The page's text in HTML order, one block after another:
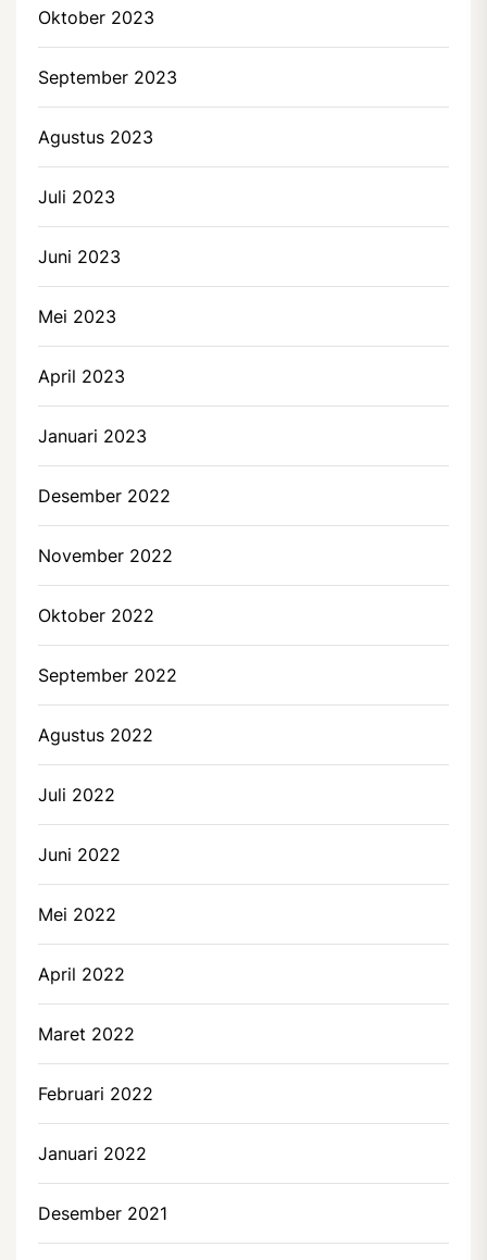
Oktober 2023
September 2023
Agustus 2023
Juli 2023
Juni 2023
Mei 2023
April 2023
Januari 2023
Desember 2022
November 2022
Oktober 2022
September 2022
Agustus 2022
Juli 2022
Juni 2022
Mei 2022
April 2022
Maret 2022
Februari 2022
Januari 2022
Desember 2021